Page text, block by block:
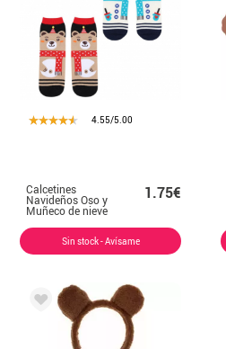
4.55/5.00
Calcetines
Navideños Oso y
Muñeco de nieve
modelos surtidos
1.75€
Sin stock - Avísame